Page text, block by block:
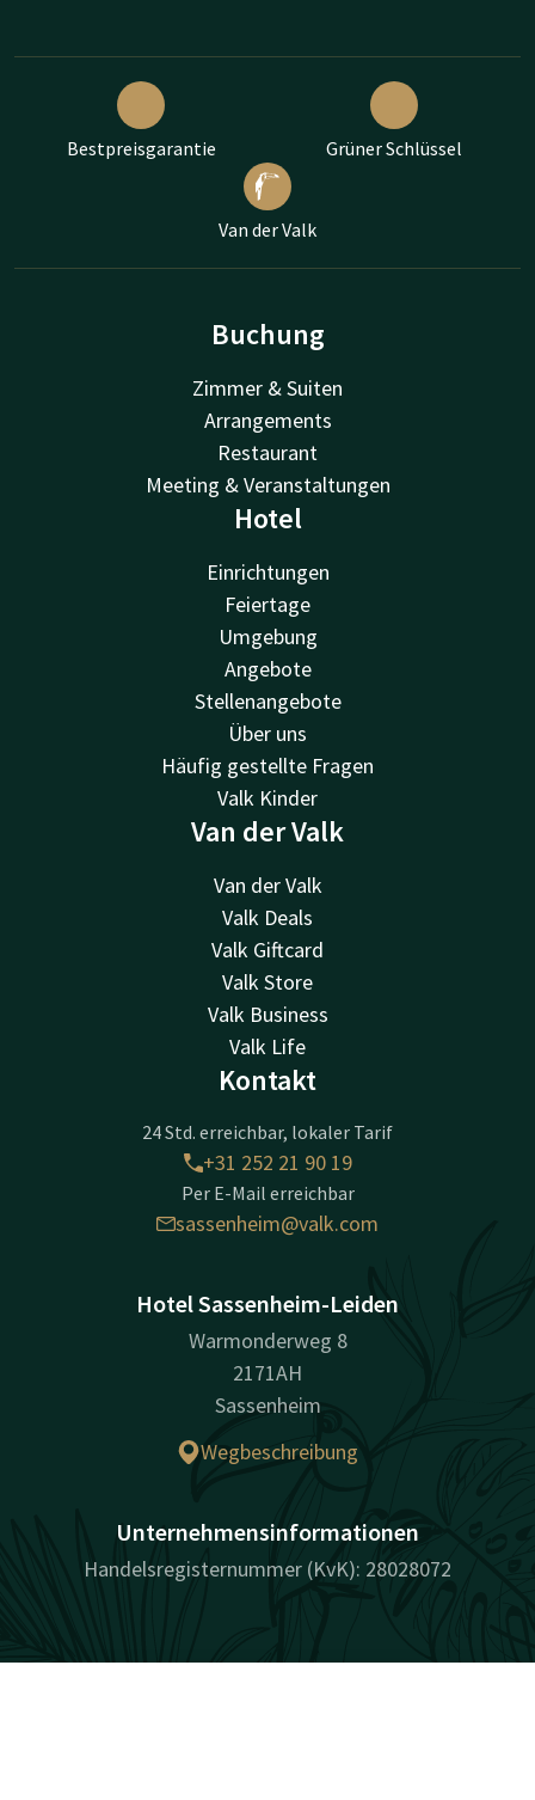
Bestpreisgarantie Grüner Schlüssel
Van der Valk
Buchung
Zimmer & Suiten
Arrangements
Restaurant
Meeting & Veranstaltungen
Hotel
Einrichtungen
Feiertage
Umgebung
Angebote
Stellenangebote
Über uns
Häufig gestellte Fragen
Valk Kinder
Van der Valk
Van der Valk
Valk Deals
Valk Giftcard
Valk Store
Valk Business
Valk Life
Kontakt
24 Std. erreichbar, lokaler Tarif
+31 252 21 90 19
Per E-Mail erreichbar
sassenheim@valk.com
Hotel Sassenheim-Leiden
Warmonderweg 8
2171AH
Sassenheim
Wegbeschreibung
Unternehmensinformationen
Handelsregisternummer (KvK): 28028072